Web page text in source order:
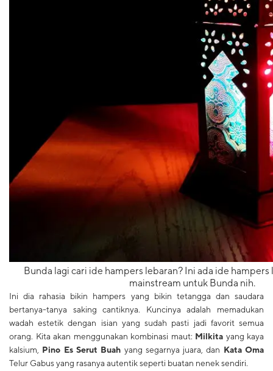
Bunda lagi cari ide hampers lebaran? Ini ada ide
mainstream untuk Bunda nih.
Ini dia rahasia bikin hampers yang bikin tetangga dan saudara
bertanya-tanya saking cantiknya. Kuncinya adalah memadukan
wadah estetik dengan isian yang sudah pasti jadi favorit semua
orang. Kita akan menggunakan kombinasi maut: Milkita yang kaya
kalsium, Pino Es Serut Buah yang segarnya juara, dan Kata Oma
Telur Gabus yang rasanya autentik seperti buatan nenek sendiri.